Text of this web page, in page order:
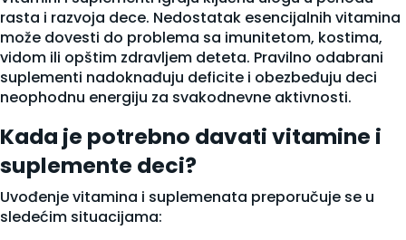
rasta i razvoja dece. Nedostatak esencijalnih vitamina
može dovesti do problema sa imunitetom, kostima,
vidom ili opštim zdravljem deteta. Pravilno odabrani
suplementi nadoknađuju deficite i obezbeđuju deci
neophodnu energiju za svakodnevne aktivnosti.
Kada je potrebno davati vitamine i
suplemente deci?
Uvođenje vitamina i suplemenata preporučuje se u
sledećim situacijama: